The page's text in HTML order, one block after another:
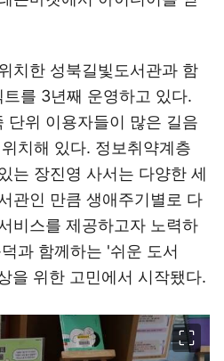
치한 성북길빛도서관과 함
를 3년째 운영하고 있다.
단위 이용자들이 많은 길음
치해 있다. 정보취약계층
는 장진영 사서는 다양한 세
관인 만큼 생애주기별로 다
비스를 제공하고자 노력하
과 함께하는 '쉬운 도서
을 위한 고민에서 시작됐다.